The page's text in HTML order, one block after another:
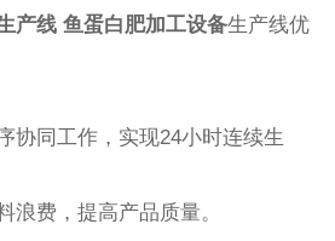
产线 鱼蛋白肥加工设备生产线优
协同工作，实现24小时连续生
浪费，提高产品质量。